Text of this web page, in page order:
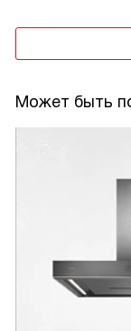
Может быть